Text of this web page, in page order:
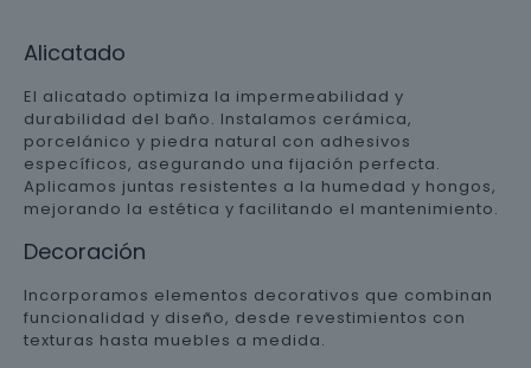
Alicatado
El alicatado optimiza la impermeabilidad y
durabilidad del baño. Instalamos cerámica,
porcelánico y piedra natural con adhesivos
específicos, asegurando una fijación perfecta.
Aplicamos juntas resistentes a la humedad y hongos,
mejorando la estética y facilitando el mantenimiento.
Decoración
Incorporamos elementos decorativos que combinan
funcionalidad y diseño, desde revestimientos con
texturas hasta muebles a medida.